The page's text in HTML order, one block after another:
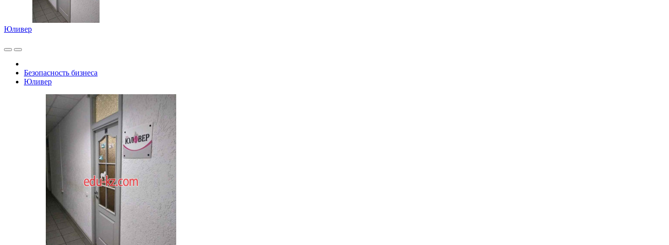
Юливер
Безопасность бизнеса
Юливер